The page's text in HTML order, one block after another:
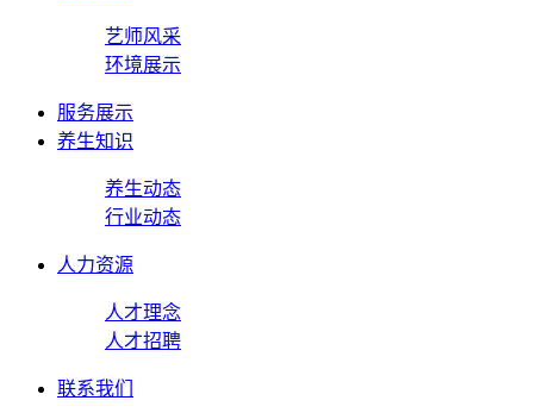
艺师风采
环境展示
服务展示
养生知识
养生动态
行业动态
人力资源
人才理念
人才招聘
联系我们